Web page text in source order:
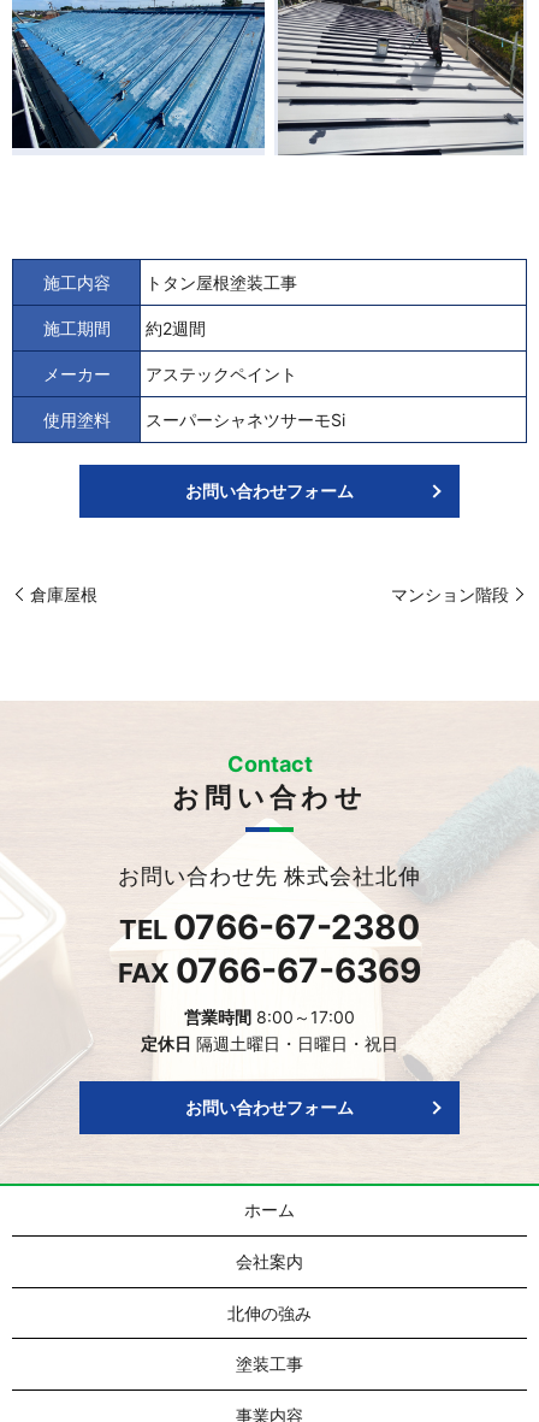
施工内容 トタン屋根塗装工事
施工期間 約2週間
メーカー アステックペイント
使用塗料 スーパーシャネツサーモSi
お問い合わせフォーム
倉庫屋根 マンション階段
Contact
お問い合わせ
お問い合わせ先 株式会社北伸
TEL 0766-67-2380
FAX 0766-67-6369
営業時間 8:00～17:00
定休日 隔週土曜日・日曜日・祝日
お問い合わせフォーム
ホーム
会社案内
北伸の強み
塗装工事
事業内容